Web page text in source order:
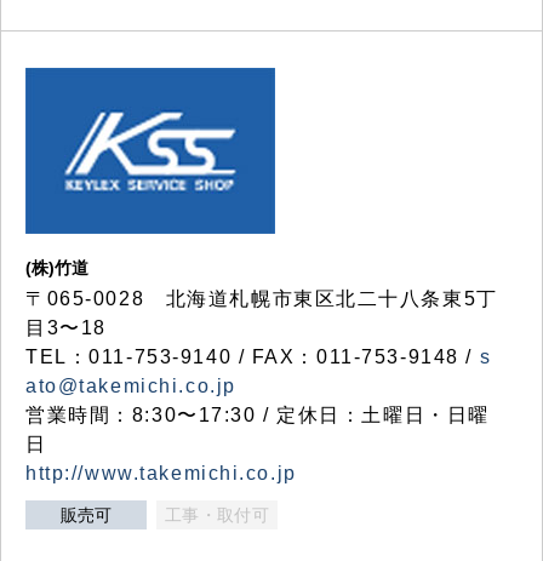
(株)竹道
〒065-0028 北海道札幌市東区北二十八条東5丁
目3〜18
TEL：011-753-9140 / FAX：011-753-9148 / s
ato@takemichi.co.jp
営業時間：8:30〜17:30 / 定休日：土曜日・日曜
日
http://www.takemichi.co.jp
販売可 工事・取付可